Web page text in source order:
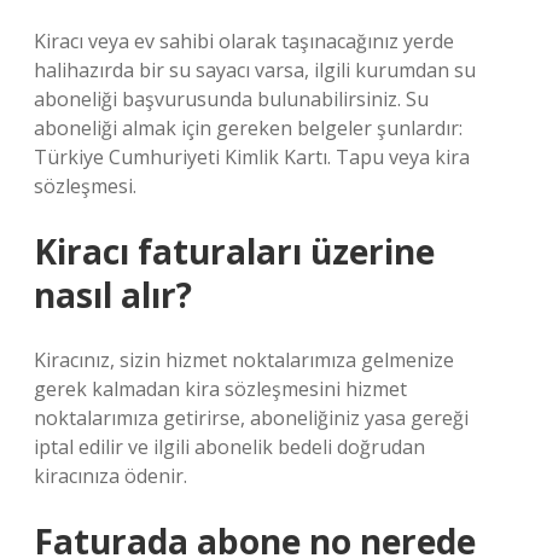
Kiracı veya ev sahibi olarak taşınacağınız yerde
halihazırda bir su sayacı varsa, ilgili kurumdan su
aboneliği başvurusunda bulunabilirsiniz. Su
aboneliği almak için gereken belgeler şunlardır:
Türkiye Cumhuriyeti Kimlik Kartı. Tapu veya kira
sözleşmesi.
Kiracı faturaları üzerine
nasıl alır?
Kiracınız, sizin hizmet noktalarımıza gelmenize
gerek kalmadan kira sözleşmesini hizmet
noktalarımıza getirirse, aboneliğiniz yasa gereği
iptal edilir ve ilgili abonelik bedeli doğrudan
kiracınıza ödenir.
Faturada abone no nerede